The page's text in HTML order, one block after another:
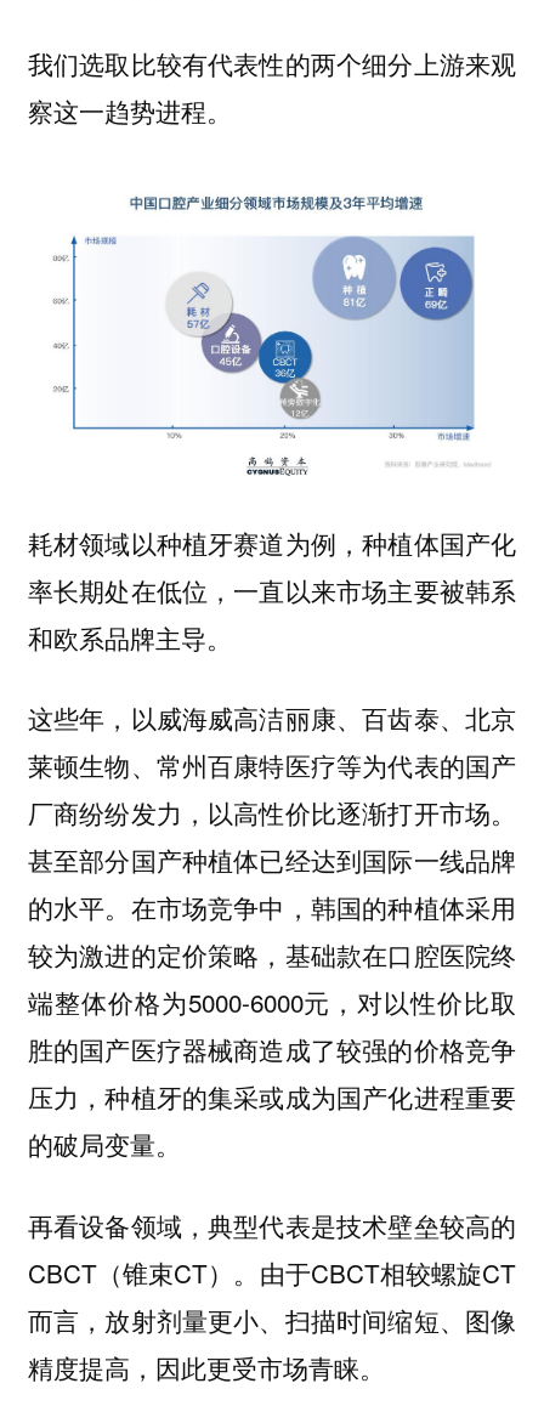
我们选取比较有代表性的两个细分上游来观
察这一趋势进程。
耗材领域以种植牙赛道为例，种植体国产化
率长期处在低位，一直以来市场主要被韩系
和欧系品牌主导。
这些年，以威海威高洁丽康、百齿泰、北京
莱顿生物、常州百康特医疗等为代表的国产
厂商纷纷发力，以高性价比逐渐打开市场。
甚至部分国产种植体已经达到国际一线品牌
的水平。在市场竞争中，韩国的种植体采用
较为激进的定价策略，基础款在口腔医院终
端整体价格为5000-6000元，对以性价比取
胜的国产医疗器械商造成了较强的价格竞争
压力，种植牙的集采或成为国产化进程重要
的破局变量。
再看设备领域，典型代表是技术壁垒较高的
CBCT（锥束CT）。由于CBCT相较螺旋CT
而言，放射剂量更小、扫描时间缩短、图像
精度提高，因此更受市场青睐。